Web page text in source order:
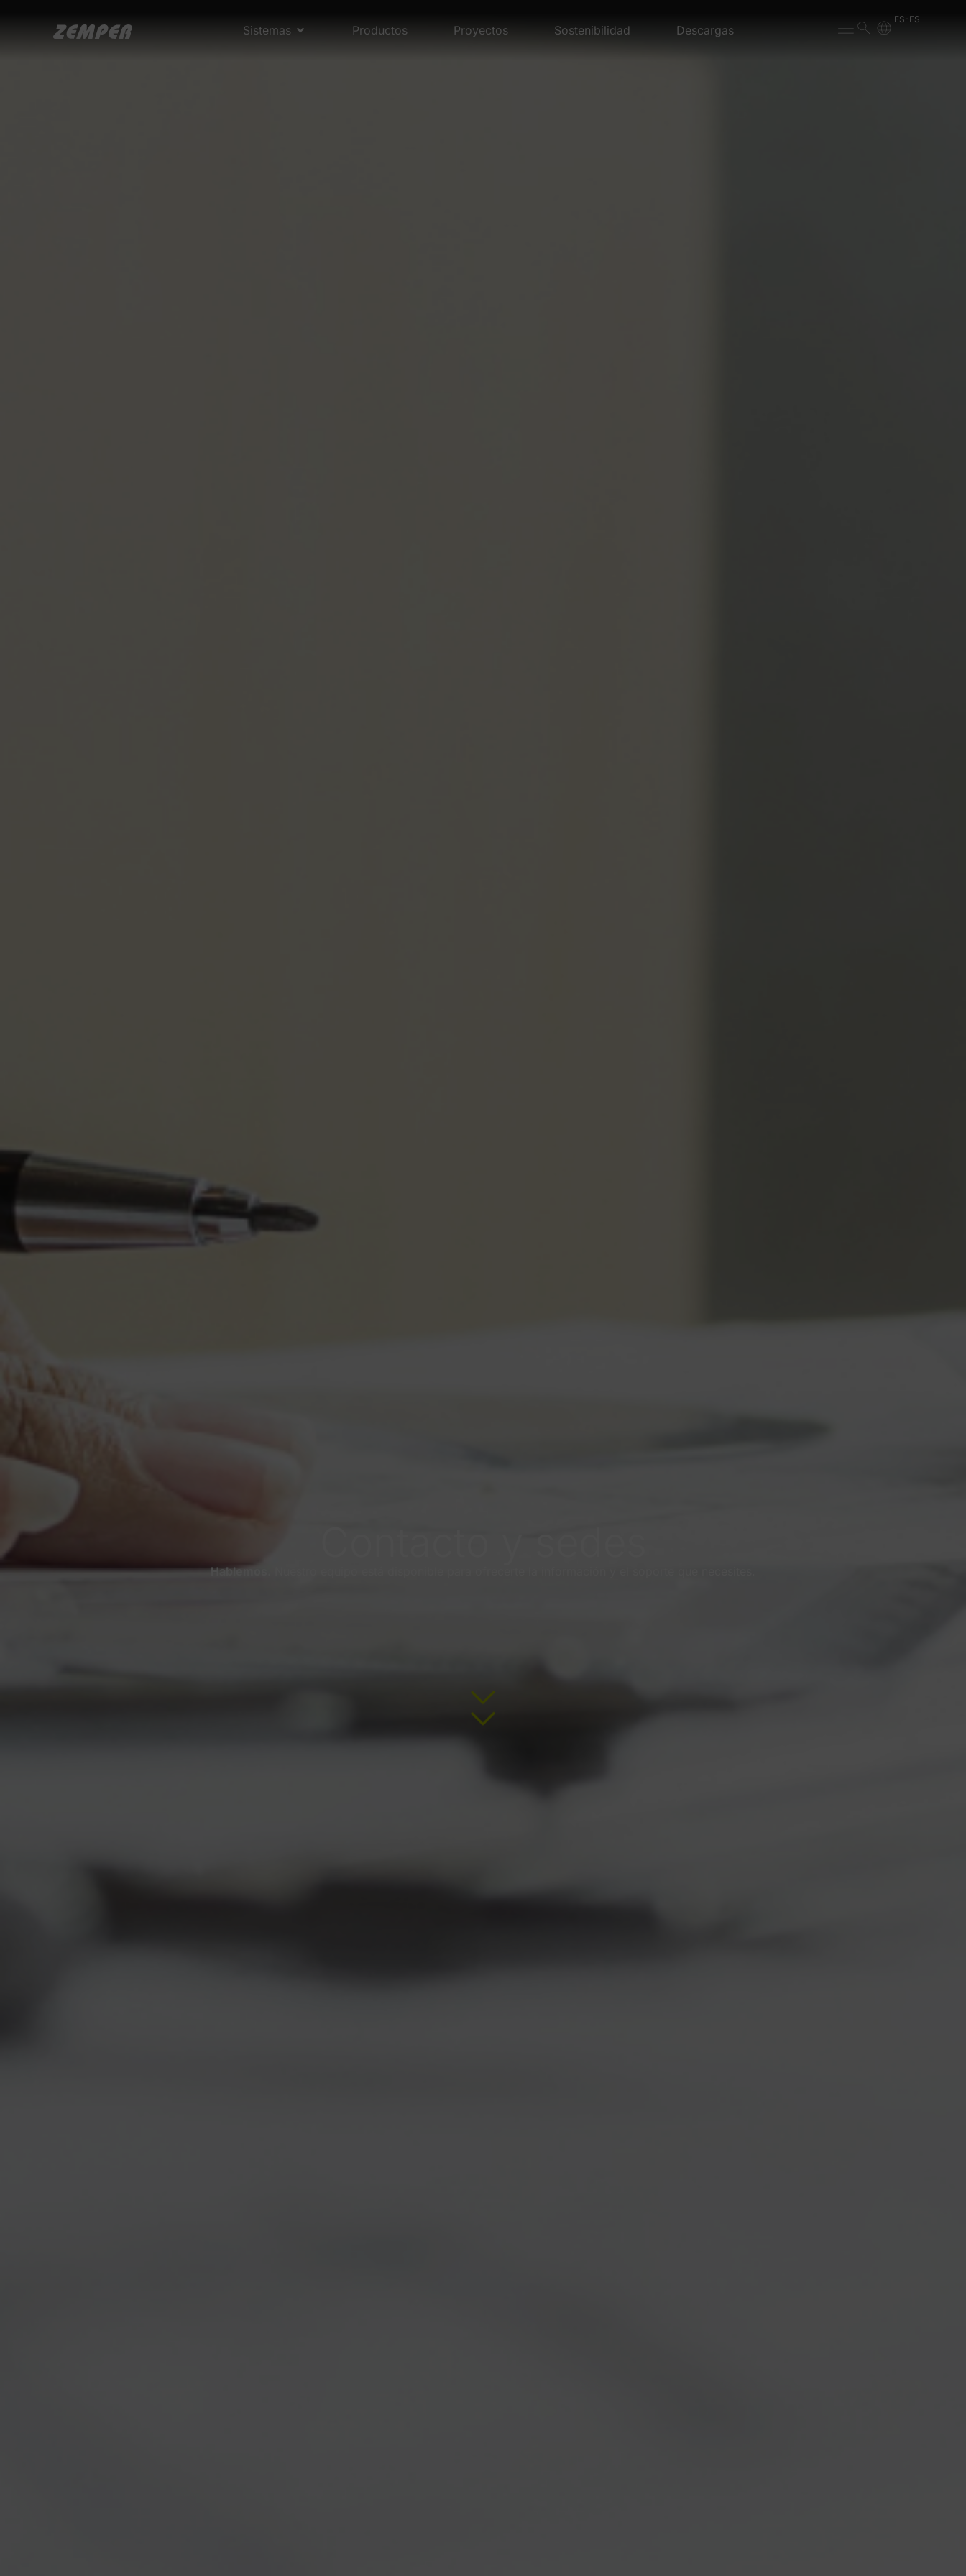
Sistemas Productos Proyectos Sostenibilidad Descargas
ES-ES
Hablemos.